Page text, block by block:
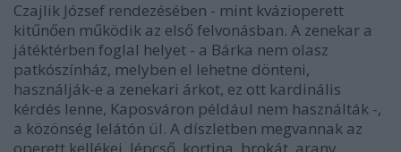
Czajlik József rendezésében - mint kvázioperett
kitűnően működik az első felvonásban. A zenekar a
játéktérben foglal helyet - a Bárka nem olasz
patkószínház, melyben el lehetne dönteni,
használják-e a zenekari árkot, ez ott kardinális
kérdés lenne, Kaposváron például nem használták -,
a közönség lelátón ül. A díszletben megvannak az